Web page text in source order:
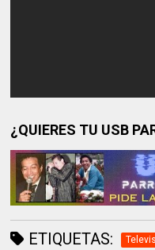
¿QUIERES TU USB
ETIQUETAS: